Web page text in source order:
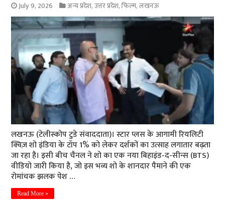
July 9, 2026 अन्य प्रदेश,उत्तर प्रदेश,फिल्म,लखनऊ
लखनऊ (टेलीस्कोप टुडे संवाददाता)। स्टार प्लस के आगामी रियलिटी
क्विज़ शो इंडिया के टॉप 1% को लेकर दर्शकों का उत्साह लगातार बढ़ता
जा रहा है। इसी बीच चैनल ने शो का एक नया बिहाइंड-द-सीन्स (BTS)
वीडियो जारी किया है, जो इस भव्य शो के शानदार पैमाने की एक
रोमांचक झलक पेश …
Read More »